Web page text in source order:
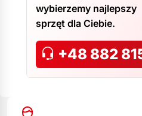
wybierzemy najlepszy
sprzęt dla Ciebie.
+48 882